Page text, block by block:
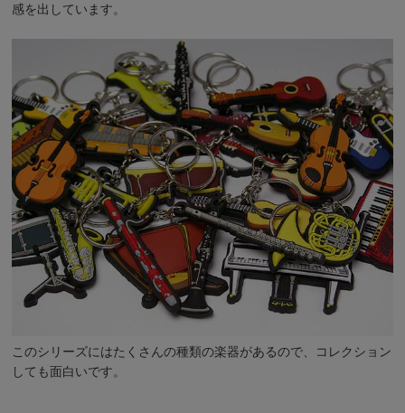
感を出しています。
このシリーズにはたくさんの種類の楽器があるので、コレクション
しても面白いです。